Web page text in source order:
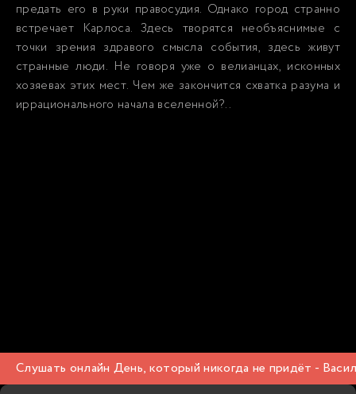
предать его в руки правосудия. Однако город странно
встречает Карлоса. Здесь творятся необъяснимые с
точки зрения здравого смысла события, здесь живут
странные люди. Не говоря уже о велианцах, исконных
хозяевах этих мест. Чем же закончится схватка разума и
иррационального начала вселенной?..
Слушать онлайн День, который никогда не придёт -